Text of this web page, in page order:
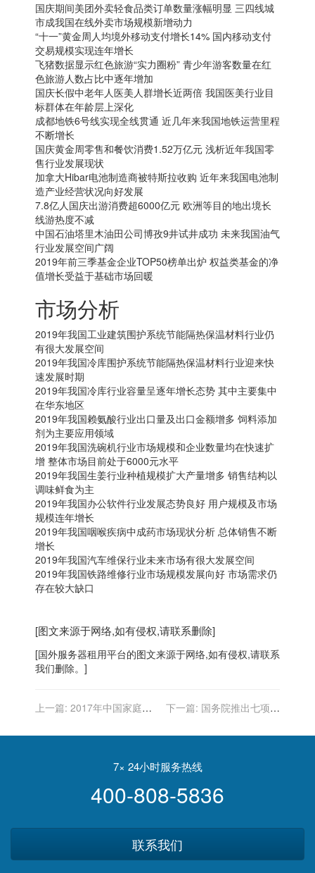
国庆期间美团外卖轻食品类订单数量涨幅明显 三四线城
市成我国在线外卖市场规模新增动力
“十一”黄金周人均境外移动支付增长14% 国内移动支付
交易规模实现连年增长
飞猪数据显示红色旅游“实力圈粉” 青少年游客数量在红
色旅游人数占比中逐年增加
国庆长假中老年人医美人群增长近两倍 我国医美行业目
标群体在年龄层上深化
成都地铁6号线实现全线贯通 近几年来我国地铁运营里程
不断增长
国庆黄金周零售和餐饮消费1.52万亿元 浅析近年我国零
售行业发展现状
加拿大Hibar电池制造商被特斯拉收购 近年来我国电池制
造产业经营状况向好发展
7.8亿人国庆出游消费超6000亿元 欧洲等目的地出境长
线游热度不减
中国石油塔里木油田公司博孜9井试井成功 未来我国油气
行业发展空间广阔
2019年前三季基金企业TOP50榜单出炉 权益类基金的净
值增长受益于基础市场回暖
市场分析
2019年我国工业建筑围护系统节能隔热保温材料行业仍
有很大发展空间
2019年我国冷库围护系统节能隔热保温材料行业迎来快
速发展时期
2019年我国冷库行业容量呈逐年增长态势 其中主要集中
在华东地区
2019年我国赖氨酸行业出口量及出口金额增多 饲料添加
剂为主要应用领域
2019年我国洗碗机行业市场规模和企业数量均在快速扩
增 整体市场目前处于6000元水平
2019年我国生姜行业种植规模扩大产量增多 销售结构以
调味鲜食为主
2019年我国办公软件行业发展态势良好 用户规模及市场
规模连年增长
2019年我国咽喉疾病中成药市场现状分析 总体销售不断
增长
2019年我国汽车维保行业未来市场有很大发展空间
2019年我国铁路维修行业市场规模发展向好 市场需求仍
存在较大缺口
[图文来源于网络,如有侵权,请联系删除]
[国外服务器租用平台的图文来源于网络,如有侵权,请联系
我们删除。]
上一篇: 2017年中国家庭服
下一篇: 国务院推出七项政
务
7× 24小时服务热线
400-808-5836
联系我们